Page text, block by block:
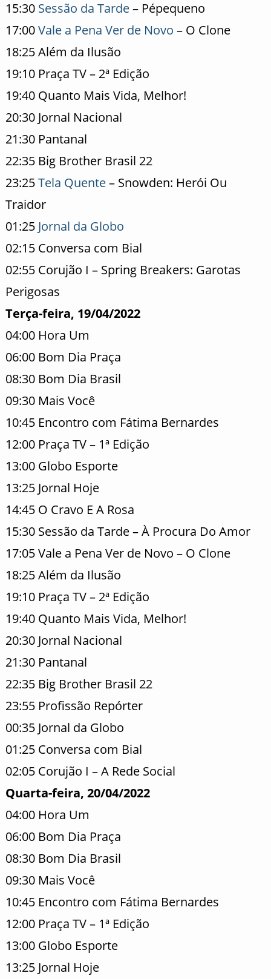
15:30 Sessão da Tarde– Pépequeno
17:00Vale a Pena Ver de Novo – O Clone
18:25 Além da Ilusão
19:10 Praça TV – 2ª Edição
19:40 Quanto Mais Vida, Melhor!
20:30 Jornal Nacional
21:30 Pantanal
22:35 Big Brother Brasil 22
23:25Tela Quente– Snowden: Herói Ou
Traidor
01:25 Jornal da Globo
02:15 Conversa com Bial
02:55 Corujão I – Spring Breakers: Garotas
Perigosas
Terça-feira, 19/04/2022
04:00 Hora Um
06:00 Bom Dia Praça
08:30 Bom Dia Brasil
09:30 Mais Você
10:45 Encontro com Fátima Bernardes
12:00 Praça TV – 1ª Edição
13:00 Globo Esporte
13:25 Jornal Hoje
14:45 O Cravo E A Rosa
15:30 Sessão da Tarde – À Procura Do Amor
17:05 Vale a Pena Ver de Novo – O Clone
18:25 Além da Ilusão
19:10 Praça TV – 2ª Edição
19:40 Quanto Mais Vida, Melhor!
20:30 Jornal Nacional
21:30 Pantanal
22:35 Big Brother Brasil 22
23:55 Profissão Repórter
00:35 Jornal da Globo
01:25 Conversa com Bial
02:05 Corujão I – A Rede Social
Quarta-feira, 20/04/2022
04:00 Hora Um
06:00 Bom Dia Praça
08:30 Bom Dia Brasil
09:30 Mais Você
10:45 Encontro com Fátima Bernardes
12:00 Praça TV – 1ª Edição
13:00 Globo Esporte
13:25 Jornal Hoje